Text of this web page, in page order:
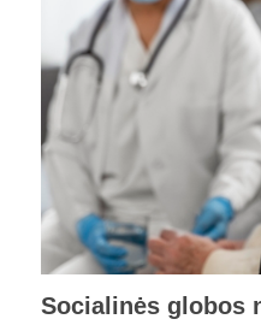
Socialinės globos